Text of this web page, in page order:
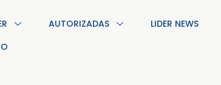
AUTORIZADAS
LIDER NEWS